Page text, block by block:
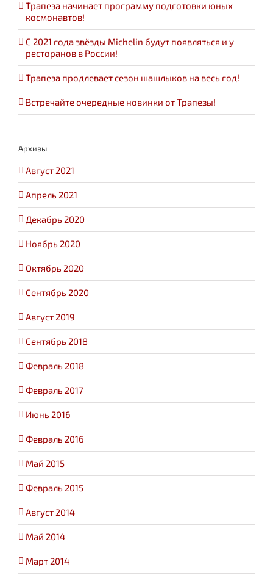
Трапеза начинает программу подготовки юных
космонавтов!
С 2021 года звёзды Michelin будут появляться и у
ресторанов в России!
Трапеза продлевает сезон шашлыков на весь год!
Встречайте очередные новинки от Трапезы!
Архивы
Август 2021
Апрель 2021
Декабрь 2020
Ноябрь 2020
Октябрь 2020
Сентябрь 2020
Август 2019
Сентябрь 2018
Февраль 2018
Февраль 2017
Июнь 2016
Февраль 2016
Май 2015
Февраль 2015
Август 2014
Май 2014
Март 2014